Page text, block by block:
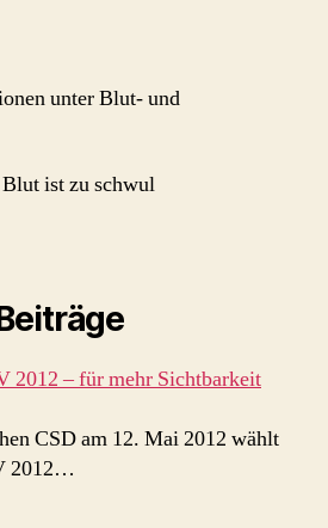
unter Blut- und
ist zu schwul
2012 – für mehr Sichtbarkeit
CSD am 12. Mai 2012 wählt
2012…